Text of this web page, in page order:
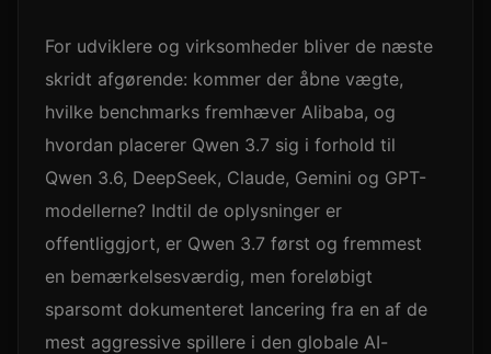
For udviklere og virksomheder bliver de næste
skridt afgørende: kommer der åbne vægte,
hvilke benchmarks fremhæver Alibaba, og
hvordan placerer Qwen 3.7 sig i forhold til
Qwen 3.6, DeepSeek, Claude, Gemini og GPT-
modellerne? Indtil de oplysninger er
offentliggjort, er Qwen 3.7 først og fremmest
en bemærkelsesværdig, men foreløbigt
sparsomt dokumenteret lancering fra en af de
mest aggressive spillere i den globale AI-